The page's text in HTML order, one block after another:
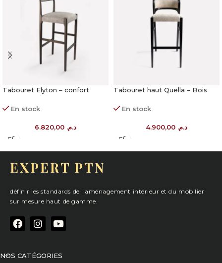
Tabouret Elyton – confort
En stock
د.م.
Tabouret haut Quella – Bois
En stock
د.م.
EXPERT PTN
définir les standards de l'aménagement intérieur et du mobilier
sur mesure haut de gamme.
NOS CATÉGORIES